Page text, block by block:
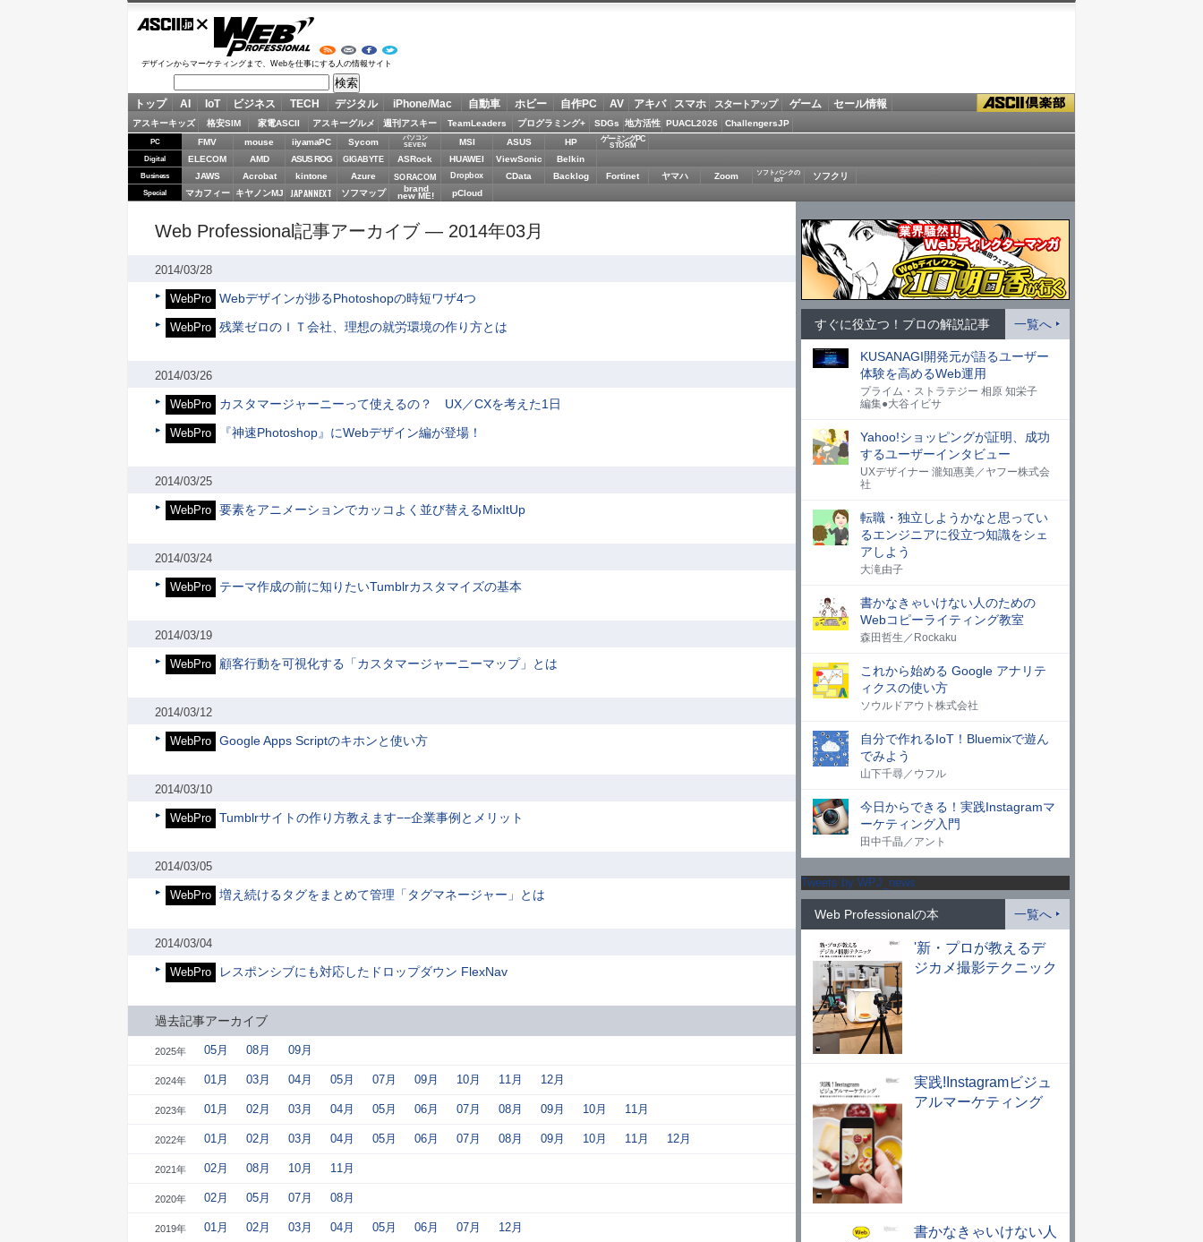
Web Professional
デザインからマーケティングまで、Webを仕事にする人の情報サイト
トップ AI IoT ビジネス TECH デジタル iPhone/Mac 自動車 ホビー 自作PC AV アキバ スマホ スタートアップ ゲーム セール情報
アスキーキッズ 格安SIM 家電ASCII アスキーグルメ 週刊アスキー TeamLeaders プログラミング+ SDGs 地方活性 PUACL2026 ChallengersJP
PC FMV mouse iiyamaPC Sycom
パソコン
SEVEN
MSI ASUS HP ゲーミングPC
STORM
Digital ELECOM AMD ASUS ROG GIGABYTE ASRock HUAWEI ViewSonic Belkin
Business JAWS Acrobat kintone Azure SORACOM Dropbox CData Backlog Fortinet ヤマハ Zoom
ソフトバンクの
IoT
ソフクリ
Special マカフィー キヤノンMJ JAPANNEXT ソフマップ brand
new ME! pCloud
Web Professional記事アーカイブ ― 2014年03月
2014/03/28
WebPro Webデザインが捗るPhotoshopの時短ワザ4つ
WebPro 残業ゼロのＩＴ会社、理想の就労環境の作り方とは
2014/03/26
WebPro カスタマージャーニーって使えるの？ UX／CXを考えた1日
WebPro 『神速Photoshop』にWebデザイン編が登場！
2014/03/25
WebPro 要素をアニメーションでカッコよく並び替えるMixItUp
2014/03/24
WebPro テーマ作成の前に知りたいTumblrカスタマイズの基本
2014/03/19
WebPro 顧客行動を可視化する「カスタマージャーニーマップ」とは
2014/03/12
WebPro Google Apps Scriptのキホンと使い方
2014/03/10
WebPro Tumblrサイトの作り方教えます−−企業事例とメリット
2014/03/05
WebPro 増え続けるタグをまとめて管理「タグマネージャー」とは
2014/03/04
WebPro レスポンシブにも対応したドロップダウン FlexNav
過去記事アーカイブ
2025年 05月 08月 09月
2024年 01月 03月 04月 05月 07月 09月 10月 11月 12月
2023年 01月 02月 03月 04月 05月 06月 07月 08月 09月 10月 11月
2022年 01月 02月 03月 04月 05月 06月 07月 08月 09月 10月 11月 12月
2021年 02月 08月 10月 11月
2020年 02月 05月 07月 08月
2019年 01月 02月 03月 04月 05月 06月 07月 12月
すぐに役立つ！プロの解説記事 一覧へ
KUSANAGI開発元が語るユーザー
体験を高めるWeb運用
プライム・ストラテジー 相原 知栄子
編集●大谷イビサ
Yahoo!ショッピングが証明、成功
するユーザーインタビュー
UXデザイナー 瀧知惠美／ヤフー株式会
社
転職・独立しようかなと思ってい
るエンジニアに役立つ知識をシェ
アしよう
大滝由子
書かなきゃいけない人のための
Webコピーライティング教室
森田哲生／Rockaku
これから始める Google アナリテ
ィクスの使い方
ソウルドアウト株式会社
自分で作れるIoT！Bluemixで遊ん
でみよう
山下千尋／ウフル
今日からできる！実践Instagramマ
ーケティング入門
田中千晶／アント
Tweets by WPJ_news
Web Professionalの本 一覧へ
'新・プロが教えるデ
ジカメ撮影テクニック
実践!Instagramビジュ
アルマーケティング
書かなきゃいけない人